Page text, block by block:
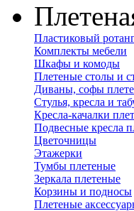
Пластиковый
Комплекты мебели
Шкафы и комоды
Плетеные столы и
Диваны, софы
Стулья, кресла и
Кресла-качалки
Подвесные кресла
Цветочницы
Этажерки
Тумбы плетеные
Зеркала плетеные
Корзины и подносы
Плетеные